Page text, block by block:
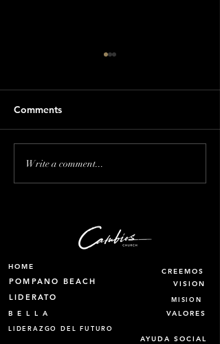
Interrumpir servicios por
protesta, no es la forma
Comments
Write a comment...
HOME
POMPANO BEACH
LIDERATO
B E L L A
CREEMOS
VISION
MISION
VALORES
LIDERAZGO DEL FUTURO
AYUDA SOCIAL